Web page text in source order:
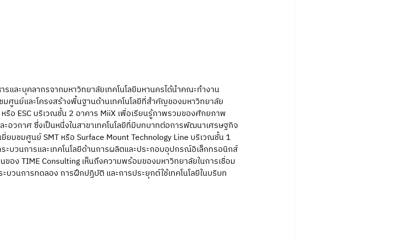
และบุคลากรจากมหาวิทยาลัยเทคโนโลยีมหานครได้นำคณะทำงาน
ศูนย์และโครงสร้างพื้นฐานด้านเทคโนโลยีที่สำคัญของมหาวิทยาลัย
หรือ ESC บริเวณชั้น 2 อาคาร MiiX เพื่อเรียนรู้ภาพรวมของศักยภาพ
ะอวกาศ ซึ่งเป็นหนึ่งในสาขาเทคโนโลยีที่มีบทบาทต่อการพัฒนาเศรษฐกิจ
ยมชมศูนย์ SMT หรือ Surface Mount Technology Line บริเวณชั้น 1
ะบวนการและเทคโนโลยีด้านการผลิตและประกอบอุปกรณ์อิเล็กทรอนิกส์
อง TIME Consulting เห็นถึงความพร้อมของมหาวิทยาลัยในการเชื่อม
บวนการทดลอง การฝึกปฏิบัติ และการประยุกต์ใช้เทคโนโลยีในบริบท